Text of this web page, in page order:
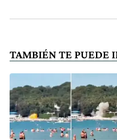
TAMBIÉN TE PUEDE